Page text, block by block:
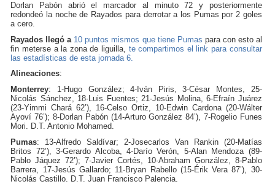
Dorlan Pabón abrió el marcador al minuto 72 y posteriormente
redondeó la noche de Rayados para derrotar a los Pumas por 2 goles
a cero.
Rayados llegó a 10 puntos mismos que tiene Pumas para con esto al
fin meterse a la zona de liguilla, te compartimos el link para consultar
las estadísticas de esta jornada 6.
Alineaciones:
Monterrey: 1-Hugo González; 4-Iván Piris, 3-César Montes, 25-
Nicolás Sánchez, 18-Luis Fuentes; 21-Jesús Molina, 6-Efraín Juárez
(23-Yimmi Chará 62’), 16-Celso Ortiz, 10-Edwin Cardona (20-Wálter
Ayoví 76’); 8-Dorlan Pabón (14-Arturo González 84’), 7-Rogelio Funes
Mori. D.T. Antonio Mohamed.
Pumas: 13-Alfredo Saldívar; 2-Josecarlos Van Rankin (20-Matías
Britos 72’), 3-Gerardo Alcoba, 4-Darío Verón, 5-Alan Mendoza (89-
Pablo Jáquez 72’); 7-Javier Cortés, 10-Abraham González, 8-Pablo
Barrera, 17-Jesús Gallardo; 11-Bryan Rabello (15-Érik Vera 87’), 30-
Nicolás Castillo. D.T. Juan Francisco Palencia.